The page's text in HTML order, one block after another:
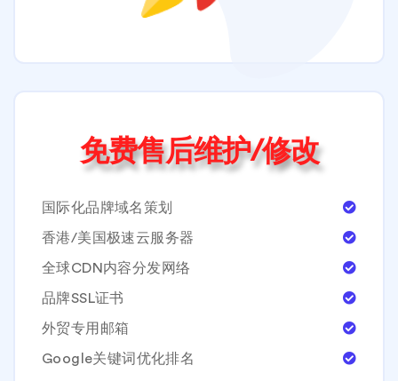
免费售后维护/修改
国际化品牌域名策划
香港/美国极速云服务器
全球CDN内容分发网络
品牌SSL证书
外贸专用邮箱
Google关键词优化排名